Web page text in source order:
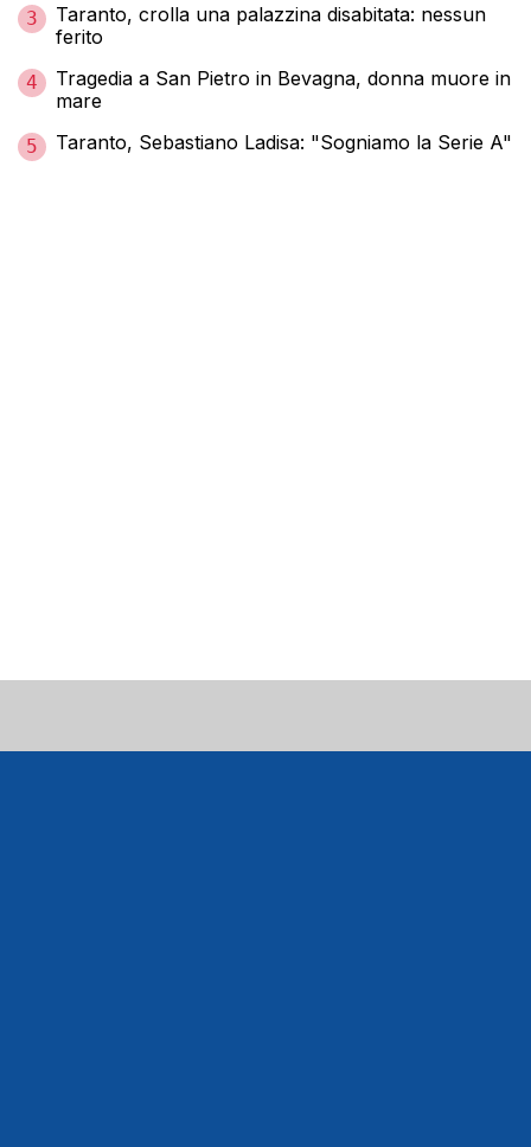
3
Taranto, crolla una palazzina disabitata: nessun
ferito
4
Tragedia a San Pietro in Bevagna, donna muore in
mare
5 Taranto, Sebastiano Ladisa: "Sogniamo la Serie A"